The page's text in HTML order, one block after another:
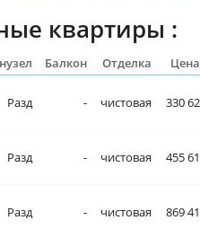
квартиры :
Балкон Отделка
Разд - чистовая 330
Разд - чистовая 455
Разд - чистовая 869